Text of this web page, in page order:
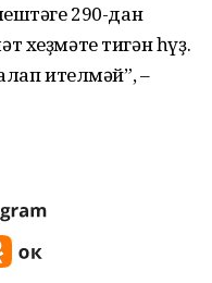
290-дан
хеҙмәте тигән һүҙ.
ителмәй”, –